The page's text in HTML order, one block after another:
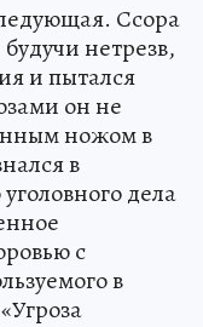
Ссора
нетрезв,
и пытался
он не
ножом в
в
дела
с
в